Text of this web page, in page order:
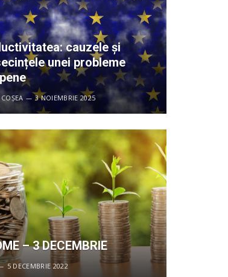
cauzele și
unei probleme
3 NOIEMBRIE 2025
– 3 DECEMBRIE
5 DECEMBRIE 2022